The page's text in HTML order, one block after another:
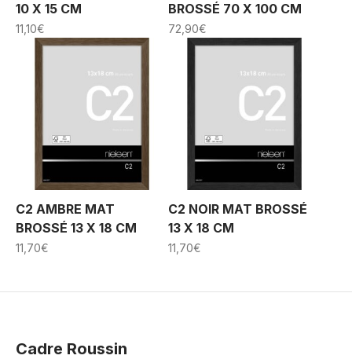
10 X 15 CM
11,10€
BROSSÉ 70 X 100 CM
72,90€
C2 AMBRE MAT
BROSSÉ 13 X 18 CM
11,70€
C2 NOIR MAT BROSSÉ
13 X 18 CM
11,70€
Cadre Roussin